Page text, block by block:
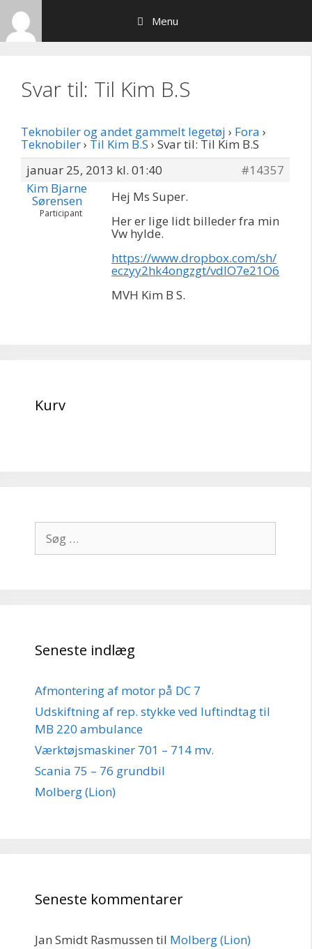
Hop
indhold
Menu
Svar til: Til Kim B.S
Teknobiler og andet gammelt legetøj › Fora ›
Teknobiler› Til Kim B.S › Svar til: Til Kim B.S
januar 25, 2013 kl. 01:40
#14357
Kim Bjarne
Sørensen
Participant
Hej Ms Super.
Her er lige lidt billeder fra min
Vw hylde.
https://www.dropbox.com/sh/
eczyy2hk4ongzgt/vdIO7e21O6
MVH Kim B S.
Kurv
efter:
Seneste indlæg
Afmontering af motor på DC 7
Udskiftning af rep. stykke ved luftindtag til
MB 220 ambulance
Værktøjsmaskiner 701 – 714 mv.
Scania 75 – 76 grundbil
Molberg (Lion)
Seneste kommentarer
Jan Smidt Rasmussen til Molberg (Lion)